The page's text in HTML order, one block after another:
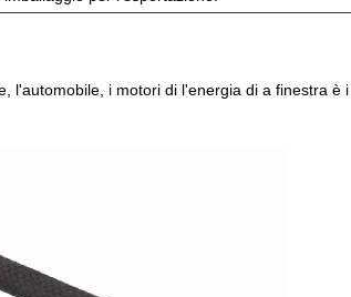
l'automobile, i motori di l'energia di a finestra è